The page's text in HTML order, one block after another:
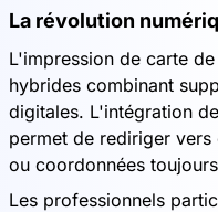
La révolution
L'impression de carte
hybrides combinant
digitales. L'intégration
permet de rediriger
ou coordonnées
Les professionnels